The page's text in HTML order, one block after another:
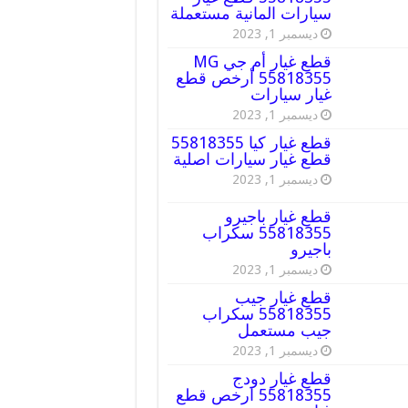
سيارات المانية مستعملة
ديسمبر 1, 2023
قطع غيار أم جي MG
55818355 أرخص قطع
غيار سيارات
ديسمبر 1, 2023
قطع غيار كيا 55818355
قطع غيار سيارات اصلية
ديسمبر 1, 2023
قطع غيار باجيرو
55818355 سكراب
باجيرو
ديسمبر 1, 2023
قطع غيار جيب
55818355 سكراب
جيب مستعمل
ديسمبر 1, 2023
قطع غيار دودج
55818355 ارخص قطع